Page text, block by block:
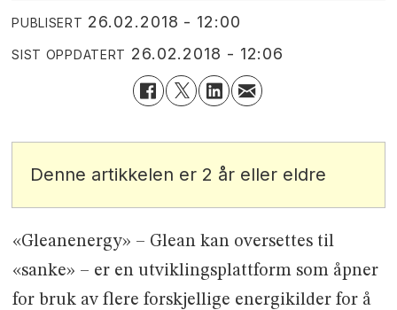
PUBLISERT 26.02.2018 - 12:00
SIST OPPDATERT 26.02.2018 - 12:06
Denne artikkelen er 2 år eller eldre
«Gleanenergy» – Glean kan oversettes til
«sanke» – er en utviklingsplattform som åpner
for bruk av flere forskjellige energikilder for å